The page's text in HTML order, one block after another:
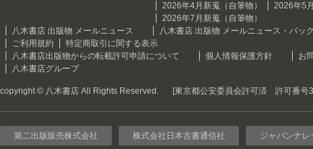
2026年4月新蒐（自筆物）
2026年5
2026年7月新蒐（自筆物）
八木書店 出版物 メールニュース
八木書店 出版物 メールニュース・バッ
ご利用規約
特定商取引に関する表示
八木書店出版物からの転載許可申請について
個人情報保護方針
お
八木書店グループ
copyright © 八木書店 All Rights Reserved. [東京都公安委員会許可済 許可番号
第二出版販売株式会社 株式会社日本古書通信社 ジャパンナレ